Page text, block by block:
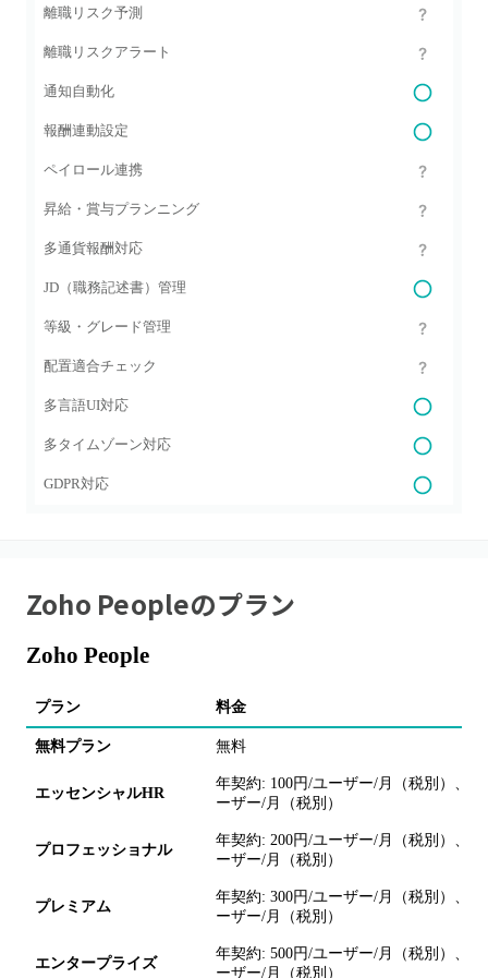
離職リスク予測
離職リスクアラート
通知自動化
報酬連動設定
ペイロール連携
昇給・賞与プランニング
多通貨報酬対応
JD（職務記述書）管理
等級・グレード管理
配置適合チェック
多言語UI対応
多タイムゾーン対応
GDPR対応
Zoho Peopleのプラン
Zoho People
プラン 料金
無料プラン 無料
エッセンシャルHR
年契約: 100円/ユーザー/月（税別）、
ーザー/月（税別）
プロフェッショナル
年契約: 200円/ユーザー/月（税別）、
ーザー/月（税別）
プレミアム
年契約: 300円/ユーザー/月（税別）、
ーザー/月（税別）
エンタープライズ
年契約: 500円/ユーザー/月（税別）、
ーザー/月（税別）